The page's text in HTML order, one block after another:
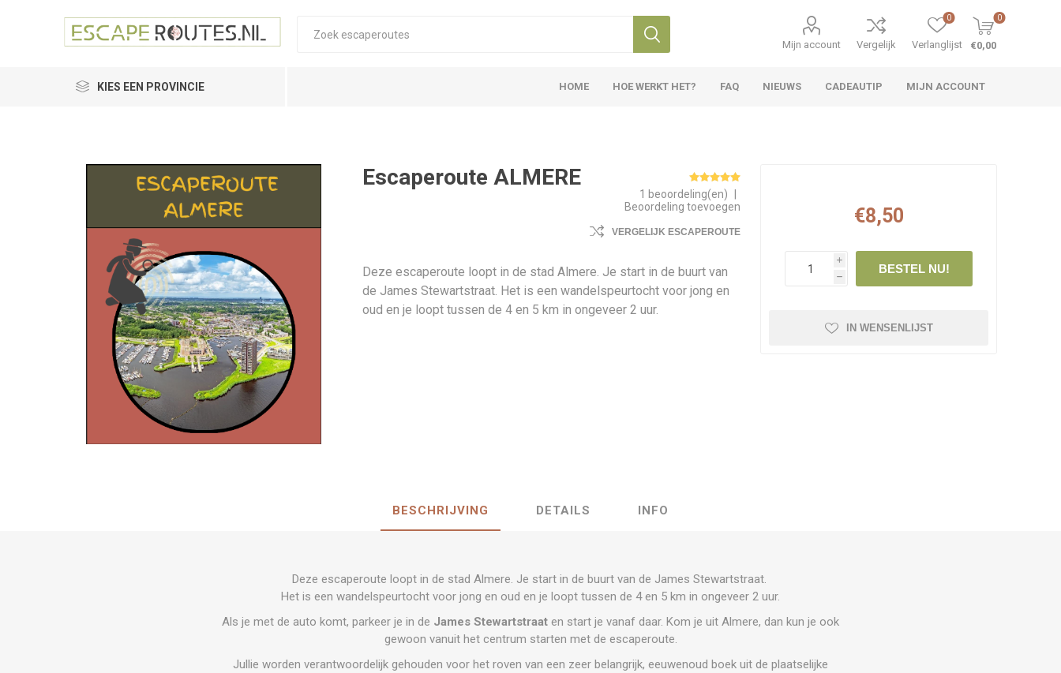
Mijn account Vergelijk Verlanglijst
0 0
€0,00
KIES EEN PROVINCIE HOME HOE WERKT HET? FAQ NIEUWS CADEAUTIP MIJN ACCOUNT
Escaperoute ALMERE
1 beoordeling(en)
Beoordeling toevoegen
VERGELIJK ESCAPEROUTE
Deze escaperoute loopt in de stad Almere. Je start in de buurt van
de James Stewartstraat. Het is een wandelspeurtocht voor jong en
oud en je loopt tussen de 4 en 5 km in ongeveer 2 uur.
€8,50
i
h
BESTEL NU!
IN WENSENLIJST
BESCHRIJVING DETAILS INFO
Deze escaperoute loopt in de stad Almere. Je start in de buurt van de James Stewartstraat.
Het is een wandelspeurtocht voor jong en oud en je loopt tussen de 4 en 5 km in ongeveer 2 uur.
Als je met de auto komt, parkeer je in de James Stewartstraat en start je vanaf daar. Kom je uit Almere, dan kun je ook
gewoon vanuit het centrum starten met de escaperoute.
Jullie worden verantwoordelijk gehouden voor het roven van een zeer belangrijk, eeuwenoud boek uit de plaatselijke